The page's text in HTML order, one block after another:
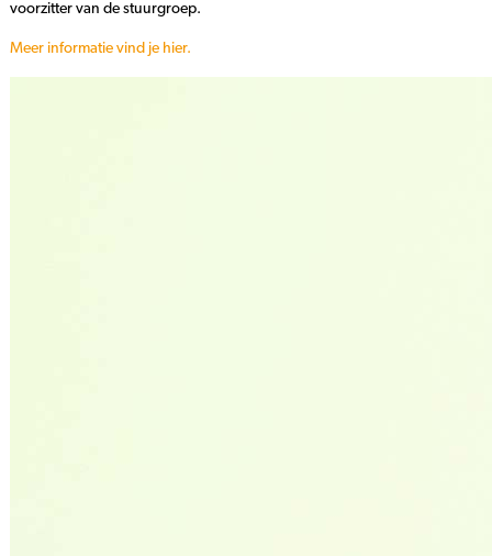
voorzitter van de stuurgroep.
Meer informatie vind je hier.